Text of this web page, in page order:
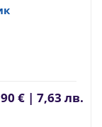
€ | 7,63 лв.